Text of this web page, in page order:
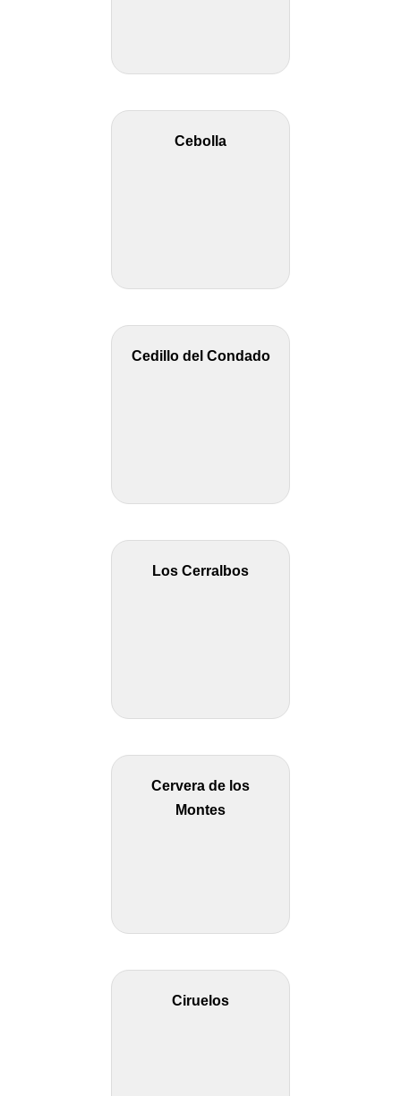
Cebolla
Cedillo del Condado
Los Cerralbos
Cervera de los
Montes
Ciruelos